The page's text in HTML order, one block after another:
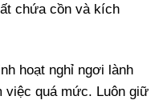
chứa cồn và kích
hoạt nghỉ ngơi lành
việc quá mức. Luôn giữ